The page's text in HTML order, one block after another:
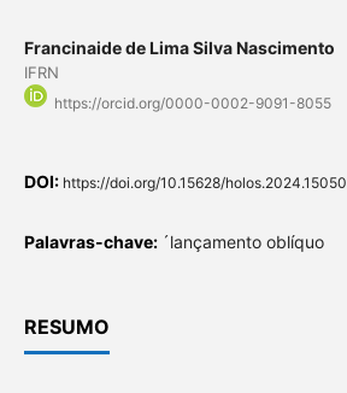
Francinaide de Lima Silva Nascimento
IFRN
https://orcid.org/0000-0002-9091-8055
DOI: https://doi.org/10.15628/holos.2024.15050
Palavras-chave: ´lançamento oblíquo
RESUMO